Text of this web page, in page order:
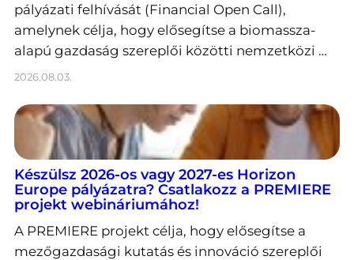
pályázati felhívását (Financial Open Call),
amelynek célja, hogy elősegítse a biomassza-
alapú gazdaság szereplői közötti nemzetközi …
2026.08.03.
Készülsz 2026-os vagy 2027-es Horizon
Europe pályázatra? Csatlakozz a PREMIERE
projekt webináriumához!
A PREMIERE projekt célja, hogy elősegítse a
mezőgazdasági kutatás és innováció szereplői